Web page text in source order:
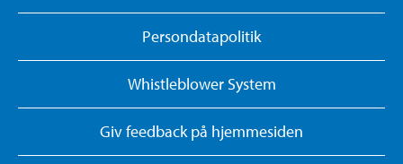
Persondatapolitik
Whistleblower System
Giv feedback på hjemmesiden